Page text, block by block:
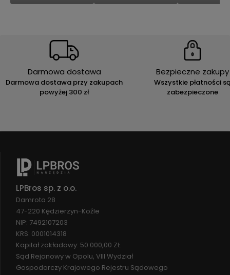
Darmowa dostawa
Darmowa dostawa przy zakupach
powyżej 300 zł
Bezpieczne zakupy
Wszystkie płatności
zabezpieczone
LPBros sp. z o.o.
Damrota 28
47-220 Kędzierzyn-Koźle
NIP: 7492107203
KRS: 0001014318
Kapitał zakładowy: 50 000,00 ZŁ
Sąd Rejonowy w Opolu, VIII Wydział
Gospodarczy Krajowego Rejestru Sądowego